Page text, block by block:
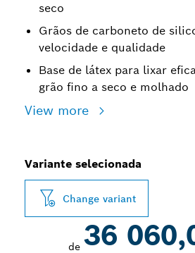
seco
Grãos de carboneto de
velocidade e qualidade
Base de látex para lixar
grão fino a seco e molhado
View more
Variante selecionada
Change variant
de 36